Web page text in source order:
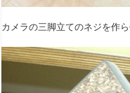
カメラの三脚立てのネジを作ら